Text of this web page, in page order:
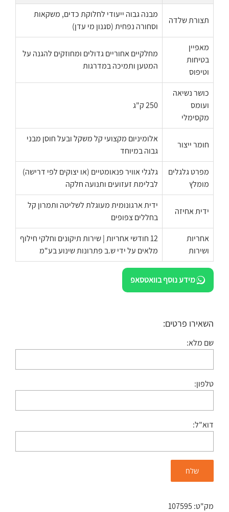
תצורת שלדה
מבנה גבוה ייעודי לחלוקת כדים, משקאות
וסחורה נפחית (סגנון מי עדן)
מאפיין
בטיחות
וטיפוס
מחלקיים אחוריים גדולים ומחוזקים להגנה על
המטען ותמיכה במדרגות
כושר נשיאה
ועומס
מקסימלי
250 ק"ג
חומר ייצור
אלומיניום מקצועי קל משקל ובעל חוסן מבני
גבוה במיוחד
מפרט גלגלים
מומלץ
גלגלי אוויר פנאומטיים (או יצוקים לפי דרישה)
לבלימת זעזועים ותנועה חלקה
ידית אחיזה
ידית ארגונומית מעוגלת לשליטה ותמרון קל
בחללים צפופים
אחריות
ושירות
12 חודשי אחריות | שירות תיקונים וחלקי חילוף
מלאים על ידי ש.ב פתרונות שינוע בע"מ
מידע נוסף בוואטסאפ
השאירו פרטים:
שם מלא:
טלפון:
דוא"ל:
מק"ט: 107595